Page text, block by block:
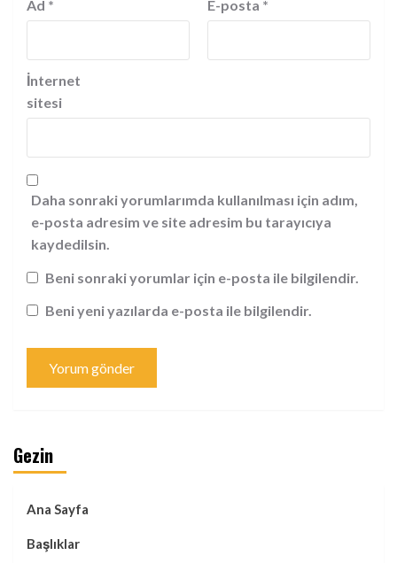
Ad * E-posta *
İnternet
sitesi
Daha sonraki yorumlarımda kullanılması için adım,
e-posta adresim ve site adresim bu tarayıcıya
kaydedilsin.
Beni sonraki yorumlar için e-posta ile bilgilendir.
Beni yeni yazılarda e-posta ile bilgilendir.
Gezin
Ana Sayfa
Başlıklar